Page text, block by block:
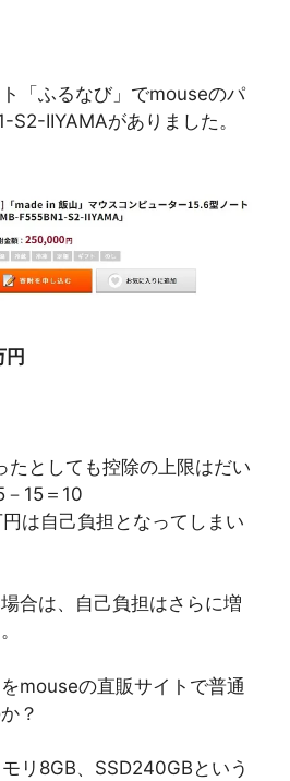
「ふるなび」でmouseのパ
S2-IIYAMAがありました。
円
たとしても控除の上限はだい
15＝10
は自己負担となってしまい
合は、自己負担はさらに増
mouseの直販サイトで普通
？
リ8GB、SSD240GBという